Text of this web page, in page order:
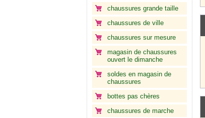
chaussures grande taille
chaussures de ville
chaussures sur mesure
magasin de chaussures
ouvert le dimanche
soldes en magasin de
chaussures
bottes pas chères
chaussures de marche